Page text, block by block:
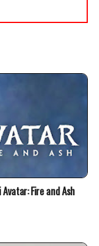
Fire and Ash